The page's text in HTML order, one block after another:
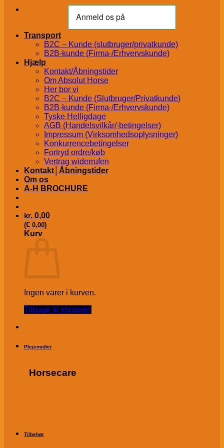
Transport
B2C – Kunde (slutbruger/privatkunde)
B2B-kunde (Firma-/Erhvervskunde)
Hjælp
Kontakt/Åbningstider
Om Absolut Horse
Her bor vi
B2C – Kunde (Slutbruger/Privatkunde)
B2B-kunde (Firma-/Erhvervskunde)
Tyske Helligdage
AGB (Handelsvilkår/-betingelser)
Impressum (Virksomhedsoplysninger)
Konkurrencebetingelser
Fortryd ordre/køb
Vertrag widerrufen
Kontakt│Åbningstider
Om os
A-H BROCHURE
kr. 0,00
(€ 0,00)
Kurv
Ingen varer i kurven.
Tilbage til shoppen
Plejemidler
Horsecare
Tilbehør